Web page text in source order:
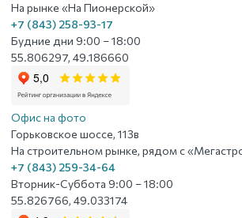
На рынке «На Пионерской»
+7 (843) 258-93-17
Будние дни 9:00 – 18:00
55.806297, 49.186660
Офис на фото
Горьковское шоссе, 113в
На строительном рынке, рядом с
+7 (843) 259-34-64
Вторник-Суббота 9:00 – 18:00
55.826766, 49.033174